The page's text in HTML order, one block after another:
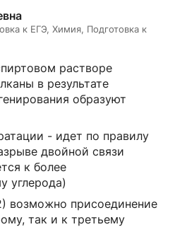
к ЕГЭ, Химия, Подготовка к
растворе
в результате
образуют
- идет по правилу
двойной связи
к более
углерода)
возможно присоединение
так и к третьему